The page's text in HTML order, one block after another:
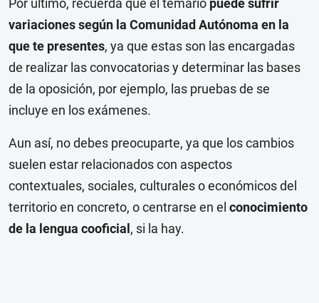
Por último, recuerda que el temario puede sufrir
variaciones según la Comunidad Autónoma en la
que te presentes, ya que estas son las encargadas
de realizar las convocatorias y determinar las bases
de la oposición, por ejemplo, las pruebas de se
incluye en los exámenes.
Aun así, no debes preocuparte, ya que los cambios
suelen estar relacionados con aspectos
contextuales, sociales, culturales o económicos del
territorio en concreto, o centrarse en el conocimiento
de la lengua cooficial , si la hay.